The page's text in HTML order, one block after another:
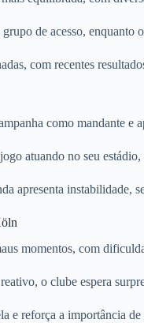
de acesso,
com recentes
como mandante e
atuando no seu
apresenta instabilidade,
momentos, com
o clube espera
e reforça a importância